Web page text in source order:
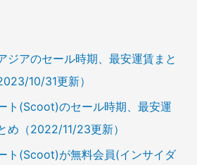
ジアのセール時期、最安運賃まと
10/31更新）
ト(Scoot)のセール時期、最安運
め（2022/11/23更新）
ト(Scoot)が無料会員(インサイダ